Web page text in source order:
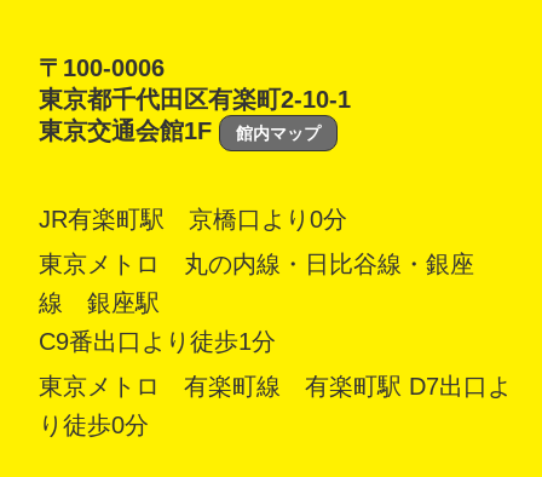
〒100-0006
東京都千代田区有楽町2-10-1
東京交通会館1F
館内マップ
JR有楽町駅 京橋口より0分
東京メトロ 丸の内線・日比谷線・銀座
線 銀座駅
C9番出口より徒歩1分
東京メトロ 有楽町線 有楽町駅 D7出口よ
り徒歩0分